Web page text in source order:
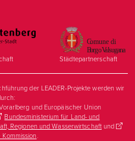
Städtepartnerschaft
der LEADER-Projekte werden wir
und Europäischer Union
Bundesministerium für Land- und
Regionen und Wasserwirtschaftund
.